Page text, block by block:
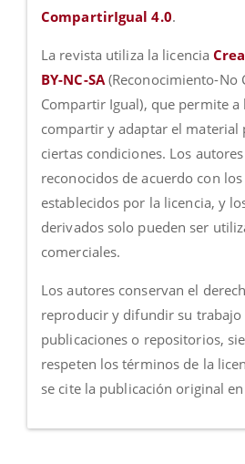
CompartirIgual 4.0.
La revista utiliza la licencia
BY-NC-SA(Reconocimiento-No
Compartir Igual), que permite a
compartir y adaptar el material
ciertas condiciones. Los
reconocidos de acuerdo con
establecidos por la licencia, y
derivados solo pueden ser
comerciales.
Los autores conservan el
reproducir y difundir su trabajo
publicaciones o repositorios,
respeten los términos de la
se cite la publicación original